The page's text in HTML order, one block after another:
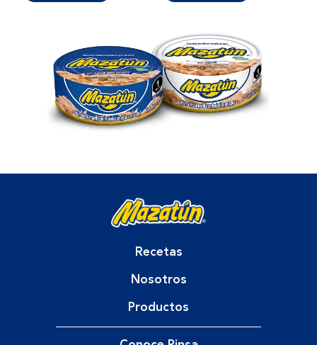
Recetas
Nosotros
Productos